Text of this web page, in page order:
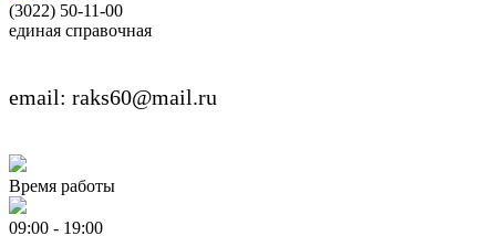
(3022) 50-11-00
единая справочная
email: raks60@mail.ru
Время работы
09:00 - 19:00